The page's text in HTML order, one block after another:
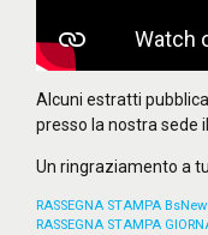
Alcuni estratti
presso la nostra sede
Un ringraziamento a
RASSEGNA STAMPA
RASSEGNA STAMPA